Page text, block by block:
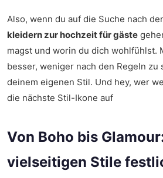
Also, wenn du auf die Suche nach
kleidern zur hochzeit für gäste
magst und worin du dich wohlfühlst.
besser, weniger nach den Regeln zu
deinem eigenen Stil. Und hey, wer
die nächste Stil-Ikone auf
Von Boho bis
vielseitigen Stile